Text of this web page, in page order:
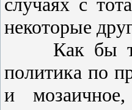
некоторые
Как бы то
политика по
и мозаичное,